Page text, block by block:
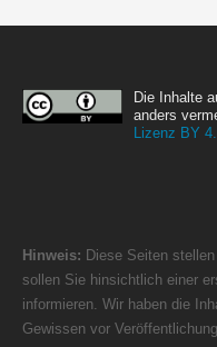
Die Inhalte
anders
Lizenz BY
Hinweis: Diese Seiten
sollen Sie hinsichtlich einer
informieren. Wir haben die
Gewissen vor